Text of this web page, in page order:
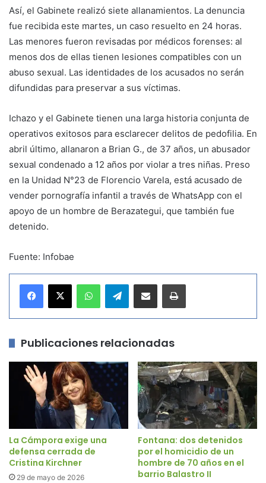
Así, el Gabinete realizó siete allanamientos. La denuncia
fue recibida este martes, un caso resuelto en 24 horas.
Las menores fueron revisadas por médicos forenses: al
menos dos de ellas tienen lesiones compatibles con un
abuso sexual. Las identidades de los acusados no serán
difundidas para preservar a sus víctimas.
Ichazo y el Gabinete tienen una larga historia conjunta de
operativos exitosos para esclarecer delitos de pedofilia. En
abril último, allanaron a Brian G., de 37 años, un abusador
sexual condenado a 12 años por violar a tres niñas. Preso
en la Unidad N°23 de Florencio Varela, está acusado de
vender pornografía infantil a través de WhatsApp con el
apoyo de un hombre de Berazategui, que también fue
detenido.
Fuente: Infobae
Telegram
Publicaciones relacionadas
La Cámpora exige una
defensa cerrada de
Cristina Kirchner
29 de mayo de 2026
Fontana: dos detenidos
por el homicidio de un
hombre de 70 años en el
barrio Balastro II